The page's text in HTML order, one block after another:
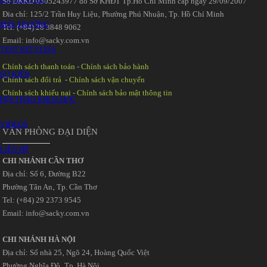
MÔI TRƯỜNG
TEST KIT ELISA
SỰ KIỆN
HỘI THẢO KHOA HỌC
VIDEOS
LIÊN HỆ
Đia chỉ: 125/2 Trần Huy Liệu‚ Phường Phú Nhuận‚ Tp. Hồ Chí Minh
Tel: (+84) 28 3848 9062
Email: info@sacky.com.vn
Chính sách thanh toán -Chính sách bảo hành
Chính sách đổi trả -Chính sách vận chuyển
Chính sách khiếu nại -Chính sách bảo mật thông tin
VĂN PHÒNG ĐẠI DIỆN
CHI NHÁNH CẦN THƠ
Địa chỉ: Số 6‚ Đường B22
Phường Tân An‚ Tp. Cần Thơ
Tel: (+84) 29 2373 9545
Email: info@sacky.com.vn
CHI NHÁNH HÀ NỘI
Địa chỉ: Số nhà 25‚ Ngõ 24‚ Hoàng Quốc Việt